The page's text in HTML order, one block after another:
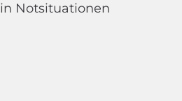
Notsituationen